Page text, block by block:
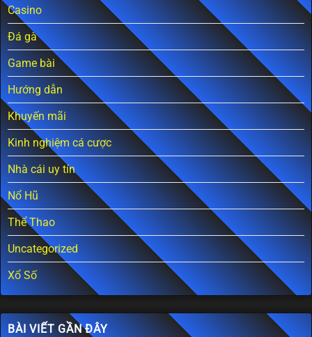
Casino
Đá gà
Game bài
Hướng dẫn
Khuyến mãi
Kinh nghiệm cá cược
Nhà cái uy tín
Nổ Hũ
Thể Thao
Uncategorized
Xổ Số
BÀI VIẾT GẦN ĐÂY